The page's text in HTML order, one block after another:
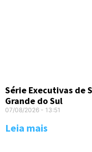
Série Executivas de
Grande do Sul
07/08/2026 13:51
Leia mais